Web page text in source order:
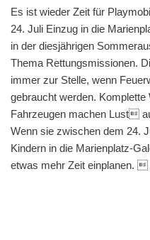
Es ist wieder Zeit für
24. Juli Einzug in die
in der diesjährigen
Thema Rettungsmissionen.
immer zur Stelle, wenn
gebraucht werden. Komplette
Fahrzeugen machen Lust
Wenn sie zwischen dem 24.
Kindern in die Marienplatz-
etwas mehr Zeit einplanen. 